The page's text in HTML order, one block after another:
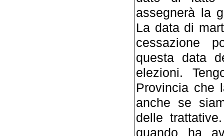
assegnerà la
La data di
cessazione
questa data
elezioni.
Provincia che
anche se
delle
quando ha